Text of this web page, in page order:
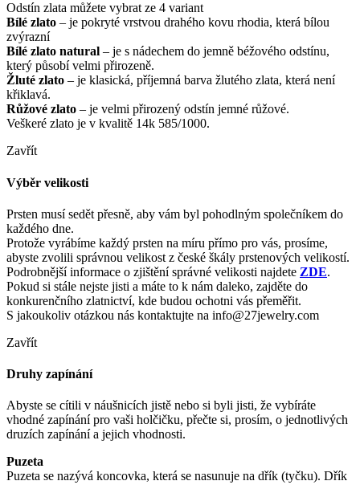
Odstín zlata můžete vybrat ze 4 variant
Bílé zlato – je pokryté vrstvou drahého kovu rhodia, která bílou
zvýrazní
Bílé zlato natural – je s nádechem do jemně béžového odstínu,
který působí velmi přirozeně.
Žluté zlato – je klasická, příjemná barva žlutého zlata, která není
křiklavá.
Růžové zlato – je velmi přirozený odstín jemné růžové.
Veškeré zlato je v kvalitě 14k 585/1000.
Zavřít
Výběr velikosti
Prsten musí sedět přesně, aby vám byl pohodlným společníkem do
každého dne.
Protože vyrábíme každý prsten na míru přímo pro vás, prosíme,
abyste zvolili správnou velikost z české škály prstenových velikostí.
Podrobnější informace o zjištění správné velikosti najdete ZDE.
Pokud si stále nejste jisti a máte to k nám daleko, zajděte do
konkurenčního zlatnictví, kde budou ochotni vás přeměřit.
S jakoukoliv otázkou nás kontaktujte na info@27jewelry.com
Zavřít
Druhy zapínání
Abyste se cítili v náušnicích jistě nebo si byli jisti, že vybíráte
vhodné zapínání pro vaši holčičku, přečte si, prosím, o jednotlivých
druzích zapínání a jejich vhodnosti.
Puzeta
Puzeta se nazývá koncovka, která se nasunuje na dřík (tyčku). Dřík